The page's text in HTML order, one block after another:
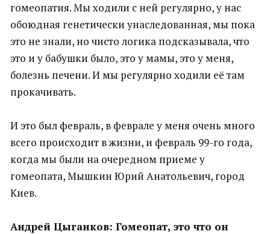
гомеопатия. Мы ходили с ней регулярно, у нас
обоюдная генетически унаследованная, мы пока
это не знали, но чисто логика подсказывала, что
это и у бабушки было, это у мамы, это у меня,
болезнь печени. И мы регулярно ходили её там
прокачивать.
И это был февраль, в феврале у меня очень много
всего происходит в жизни, и февраль 99-го года,
когда мы были на очередном приеме у
гомеопата, Мышкин Юрий Анатольевич, город
Киев.
Андрей Цыганков: Гомеопат, это что он